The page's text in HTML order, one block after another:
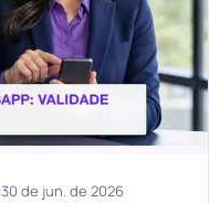
30 de jun. de 2026